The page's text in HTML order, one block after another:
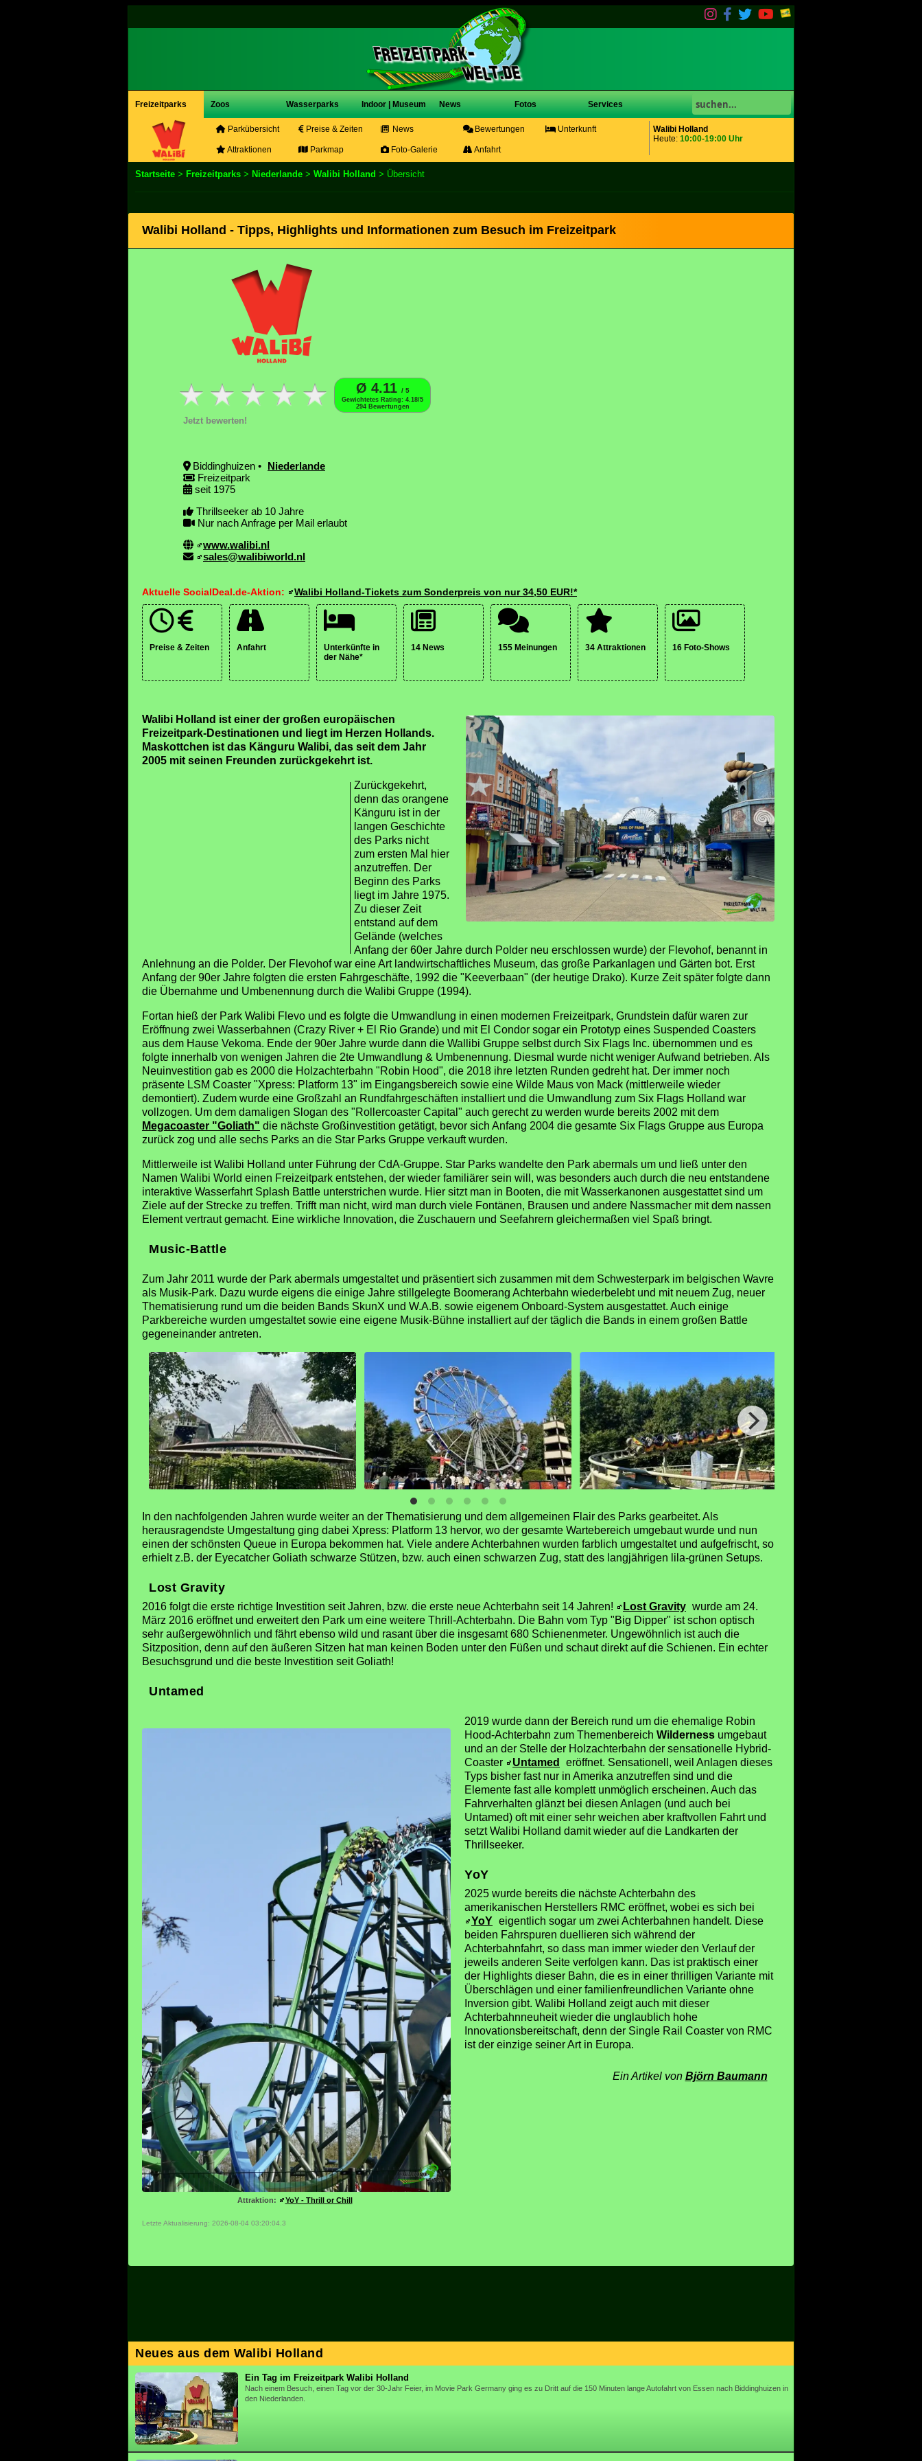
Freizeitparks Zoos Wasserparks Indoor | Museum News Fotos Services
Walibi Holland
Heute: 10:00-19:00 Uhr
Parkübersicht Preise & Zeiten News Bewertungen Unterkunft
Attraktionen Parkmap Foto-Galerie Anfahrt
Startseite > Freizeitparks > Niederlande > Walibi Holland > Übersicht
Walibi Holland - Tipps, Highlights und Informationen zum Besuch im Freizeitpark
Ø 4.11 / 5
Gewichtetes Rating: 4.18/5
294 Bewertungen
Jetzt bewerten!
Biddinghuizen • Niederlande
Freizeitpark
seit 1975
Thrillseeker ab 10 Jahre
Nur nach Anfrage per Mail erlaubt
www.walibi.nl
sales@walibiworld.nl
Aktuelle SocialDeal.de-Aktion: Walibi Holland-Tickets zum Sonderpreis von nur 34,50 EUR!*
Preise & Zeiten Anfahrt
Unterkünfte in
der Nähe*
14 News 155 Meinungen 34 Attraktionen 16 Foto-Shows
Walibi Holland ist einer der großen europäischen
Freizeitpark-Destinationen und liegt im Herzen Hollands.
Maskottchen ist das Känguru Walibi, das seit dem Jahr
2005 mit seinen Freunden zurückgekehrt ist.
Zurückgekehrt,
denn das orangene
Känguru ist in der
langen Geschichte
des Parks nicht
zum ersten Mal hier
anzutreffen. Der
Beginn des Parks
liegt im Jahre 1975.
Zu dieser Zeit
entstand auf dem
Gelände (welches
Anfang der 60er Jahre durch Polder neu erschlossen wurde) der Flevohof, benannt in
Anlehnung an die Polder. Der Flevohof war eine Art landwirtschaftliches Museum, das große Parkanlagen und Gärten bot. Erst
Anfang der 90er Jahre folgten die ersten Fahrgeschäfte, 1992 die "Keeverbaan" (der heutige Drako). Kurze Zeit später folgte dann
die Übernahme und Umbenennung durch die Walibi Gruppe (1994).
Fortan hieß der Park Walibi Flevo und es folgte die Umwandlung in einen modernen Freizeitpark, Grundstein dafür waren zur
Eröffnung zwei Wasserbahnen (Crazy River + El Rio Grande) und mit El Condor sogar ein Prototyp eines Suspended Coasters
aus dem Hause Vekoma. Ende der 90er Jahre wurde dann die Wallibi Gruppe selbst durch Six Flags Inc. übernommen und es
folgte innerhalb von wenigen Jahren die 2te Umwandlung & Umbenennung. Diesmal wurde nicht weniger Aufwand betrieben. Als
Neuinvestition gab es 2000 die Holzachterbahn "Robin Hood", die 2018 ihre letzten Runden gedreht hat. Der immer noch
präsente LSM Coaster "Xpress: Platform 13" im Eingangsbereich sowie eine Wilde Maus von Mack (mittlerweile wieder
demontiert). Zudem wurde eine Großzahl an Rundfahrgeschäften installiert und die Umwandlung zum Six Flags Holland war
vollzogen. Um dem damaligen Slogan des "Rollercoaster Capital" auch gerecht zu werden wurde bereits 2002 mit dem
Megacoaster "Goliath" die nächste Großinvestition getätigt, bevor sich Anfang 2004 die gesamte Six Flags Gruppe aus Europa
zurück zog und alle sechs Parks an die Star Parks Gruppe verkauft wurden.
Mittlerweile ist Walibi Holland unter Führung der CdA-Gruppe. Star Parks wandelte den Park abermals um und ließ unter den
Namen Walibi World einen Freizeitpark entstehen, der wieder familiärer sein will, was besonders auch durch die neu entstandene
interaktive Wasserfahrt Splash Battle unterstrichen wurde. Hier sitzt man in Booten, die mit Wasserkanonen ausgestattet sind um
Ziele auf der Strecke zu treffen. Trifft man nicht, wird man durch viele Fontänen, Brausen und andere Nassmacher mit dem nassen
Element vertraut gemacht. Eine wirkliche Innovation, die Zuschauern und Seefahrern gleichermaßen viel Spaß bringt.
Music-Battle
Zum Jahr 2011 wurde der Park abermals umgestaltet und präsentiert sich zusammen mit dem Schwesterpark im belgischen Wavre
als Musik-Park. Dazu wurde eigens die einige Jahre stillgelegte Boomerang Achterbahn wiederbelebt und mit neuem Zug, neuer
Thematisierung rund um die beiden Bands SkunX und W.A.B. sowie eigenem Onboard-System ausgestattet. Auch einige
Parkbereiche wurden umgestaltet sowie eine eigene Musik-Bühne installiert auf der täglich die Bands in einem großen Battle
gegeneinander antreten.
In den nachfolgenden Jahren wurde weiter an der Thematisierung und dem allgemeinen Flair des Parks gearbeitet. Als
herausragendste Umgestaltung ging dabei Xpress: Platform 13 hervor, wo der gesamte Wartebereich umgebaut wurde und nun
einen der schönsten Queue in Europa bekommen hat. Viele andere Achterbahnen wurden farblich umgestaltet und aufgefrischt, so
erhielt z.B. der Eyecatcher Goliath schwarze Stützen, bzw. auch einen schwarzen Zug, statt des langjährigen lila-grünen Setups.
Lost Gravity
2016 folgt die erste richtige Investition seit Jahren, bzw. die erste neue Achterbahn seit 14 Jahren! Lost Gravity wurde am 24.
März 2016 eröffnet und erweitert den Park um eine weitere Thrill-Achterbahn. Die Bahn vom Typ "Big Dipper" ist schon optisch
sehr außergewöhnlich und fährt ebenso wild und rasant über die insgesamt 680 Schienenmeter. Ungewöhnlich ist auch die
Sitzposition, denn auf den äußeren Sitzen hat man keinen Boden unter den Füßen und schaut direkt auf die Schienen. Ein echter
Besuchsgrund und die beste Investition seit Goliath!
Untamed
Attraktion: YoY - Thrill or Chill
2019 wurde dann der Bereich rund um die ehemalige Robin
Hood-Achterbahn zum Themenbereich Wilderness umgebaut
und an der Stelle der Holzachterbahn der sensationelle Hybrid-
Coaster
Untamed
eröffnet. Sensationell, weil Anlagen dieses
Typs bisher fast nur in Amerika anzutreffen sind und die
Elemente fast alle komplett unmöglich erscheinen. Auch das
Fahrverhalten glänzt bei diesen Anlagen (und auch bei
Untamed) oft mit einer sehr weichen aber kraftvollen Fahrt und
setzt Walibi Holland damit wieder auf die Landkarten der
Thrillseeker.
YoY
2025 wurde bereits die nächste Achterbahn des
amerikanischen Herstellers RMC eröffnet, wobei es sich bei
YoY eigentlich sogar um zwei Achterbahnen handelt. Diese
beiden Fahrspuren duellieren sich während der
Achterbahnfahrt, so dass man immer wieder den Verlauf der
jeweils anderen Seite verfolgen kann. Das ist praktisch einer
der Highlights dieser Bahn, die es in einer thrilligen Variante mit
Überschlägen und einer familienfreundlichen Variante ohne
Inversion gibt. Walibi Holland zeigt auch mit dieser
Achterbahnneuheit wieder die unglaublich hohe
Innovationsbereitschaft, denn der Single Rail Coaster von RMC
ist der einzige seiner Art in Europa.
Ein Artikel von Björn Baumann
Letzte Aktualisierung: 2026-08-04 03:20:04.3
Neues aus dem Walibi Holland
Ein Tag im Freizeitpark Walibi Holland
Nach einem Besuch, einen Tag vor der 30-Jahr Feier, im Movie Park Germany ging es zu Dritt auf die 150 Minuten lange Autofahrt von Essen nach Biddinghuizen in
den Niederlanden.